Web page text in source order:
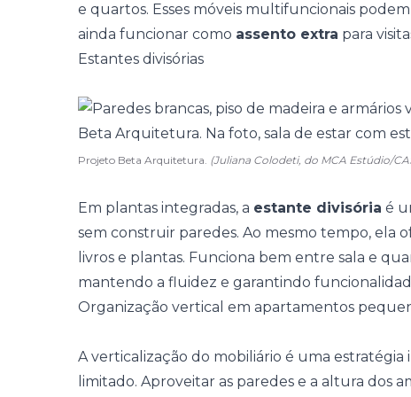
e quartos. Esses móveis multifuncionais
ainda funcionar como assento extra para
Estantes divisórias
Projeto Beta Arquitetura. (Juliana Colodeti, do MCA Estúdio/
Em plantas integradas, a estante divisória é
sem construir paredes. Ao mesmo tempo, ela
livros e plantas. Funciona bem entre sala e
mantendo a fluidez e garantindo
Organização vertical em apartamentos
A verticalização do mobiliário é uma
limitado. Aproveitar as paredes e a altura dos